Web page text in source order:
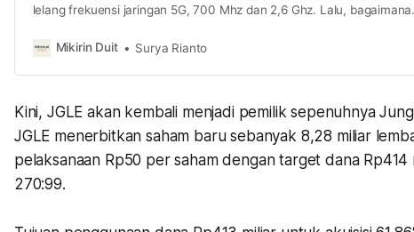
lelang frekuensi jaringan 5G, 700 Mhz dan 2,6 Ghz. Lalu, bagaimana
Mikirin Duit
Surya Rianto
Kini, JGLE akan kembali menjadi pemilik sepenuhnya
JGLE menerbitkan saham baru sebanyak 8,28 miliar
pelaksanaan Rp50 per saham dengan target dana Rp414
270:99.